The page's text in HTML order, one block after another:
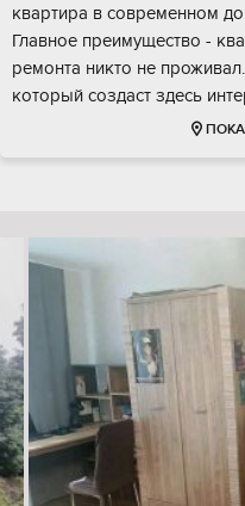
квартира в современном
Главное преимущество -
ремонта никто не
который создаст здесь